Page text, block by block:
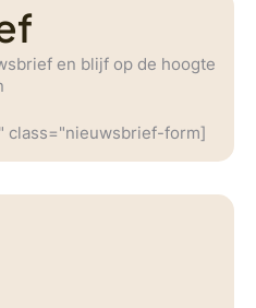
en blijf op de hoogte
class="nieuwsbrief-form]